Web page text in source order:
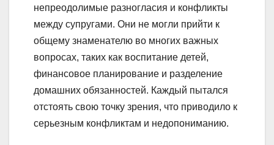
непреодолимые разногласия и конфликты
между супругами. Они не могли прийти к
общему знаменателю во многих важных
вопросах, таких как воспитание детей,
финансовое планирование и разделение
домашних обязанностей. Каждый пытался
отстоять свою точку зрения, что приводило к
серьезным конфликтам и недопониманию.